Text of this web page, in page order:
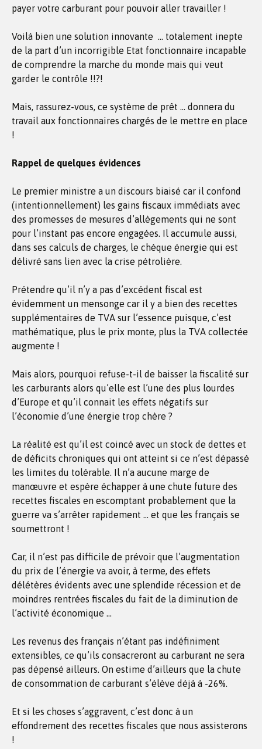
payer votre carburant pour pouvoir aller travailler !
Voilà bien une solution innovante … totalement inepte
de la part d’un incorrigible Etat fonctionnaire incapable
de comprendre la marche du monde mais qui veut
garder le contrôle !!?!
Mais, rassurez-vous, ce système de prêt … donnera du
travail aux fonctionnaires chargés de le mettre en place
!
Rappel de quelques évidences
Le premier ministre a un discours biaisé car il confond
(intentionnellement) les gains fiscaux immédiats avec
des promesses de mesures d’allègements qui ne sont
pour l’instant pas encore engagées. Il accumule aussi,
dans ses calculs de charges, le chèque énergie qui est
délivré sans lien avec la crise pétrolière.
Prétendre qu’il n’y a pas d’excédent fiscal est
évidemment un mensonge car il y a bien des recettes
supplémentaires de TVA sur l’essence puisque, c’est
mathématique, plus le prix monte, plus la TVA collectée
augmente !
Mais alors, pourquoi refuse-t-il de baisser la fiscalité sur
les carburants alors qu’elle est l’une des plus lourdes
d’Europe et qu’il connait les effets négatifs sur
l’économie d’une énergie trop chère ?
La réalité est qu’il est coincé avec un stock de dettes et
de déficits chroniques qui ont atteint si ce n’est dépassé
les limites du tolérable. Il n’a aucune marge de
manœuvre et espère échapper à une chute future des
recettes fiscales en escomptant probablement que la
guerre va s’arrêter rapidement … et que les français se
soumettront !
Car, il n’est pas difficile de prévoir que l’augmentation
du prix de l’énergie va avoir, à terme, des effets
délétères évidents avec une splendide récession et de
moindres rentrées fiscales du fait de la diminution de
l’activité économique …
Les revenus des français n’étant pas indéfiniment
extensibles, ce qu’ils consacreront au carburant ne sera
pas dépensé ailleurs. On estime d’ailleurs que la chute
de consommation de carburant s’élève déjà à -26%.
Et si les choses s’aggravent, c’est donc à un
effondrement des recettes fiscales que nous assisterons
!